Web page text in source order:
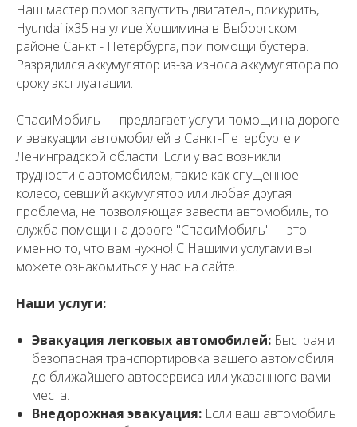
Наш мастер помог запустить двигатель, прикурить,
Hyundai ix35 на улице Хошимина в Выборгском
районе Санкт - Петербурга, при помощи бустера.
Разрядился аккумулятор из-за износа аккумулятора по
сроку эксплуатации.
СпасиМобиль — предлагает услуги помощи на дороге
и эвакуации автомобилей в Санкт-Петербурге и
Ленинградской области. Если у вас возникли
трудности с автомобилем, такие как спущенное
колесо, севший аккумулятор или любая другая
проблема, не позволяющая завести автомобиль, то
служба помощи на дороге "СпасиМобиль" — это
именно то, что вам нужно! С Нашими услугами вы
можете ознакомиться у нас на сайте.
Наши услуги:
Эвакуация легковых автомобилей: Быстрая и
безопасная транспортировка вашего автомобиля
до ближайшего автосервиса или указанного вами
места.
Внедорожная эвакуация: Если ваш автомобиль